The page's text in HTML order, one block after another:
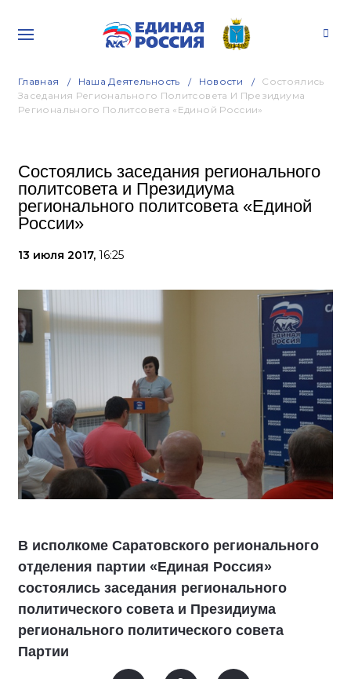
Главная Наша Деятельность Новости
Состоялись
Заседания Регионального Политсовета И Президиума
Регионального Политсовета «Единой России»
Состоялись заседания регионального
политсовета и Президиума
регионального политсовета «Единой
России»
13 июля 2017, 16:25
В исполкоме Саратовского регионального
отделения партии «Единая Россия»
состоялись заседания регионального
политического совета и Президиума
регионального политического совета
Партии